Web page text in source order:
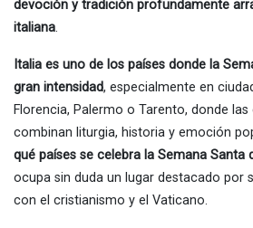
devoción y tradición profundamente
italiana.
Italia es uno de los países donde la
gran intensidad, especialmente en
Florencia, Palermo o Tarento, donde
combinan liturgia, historia y emoción
qué países se celebra la Semana Santa
ocupa sin duda un lugar destacado por
con el cristianismo y el Vaticano.